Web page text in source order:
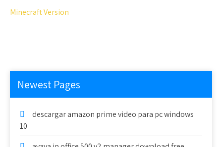
Minecraft Version
Newest Pages
descargar amazon prime video para pc windows
10